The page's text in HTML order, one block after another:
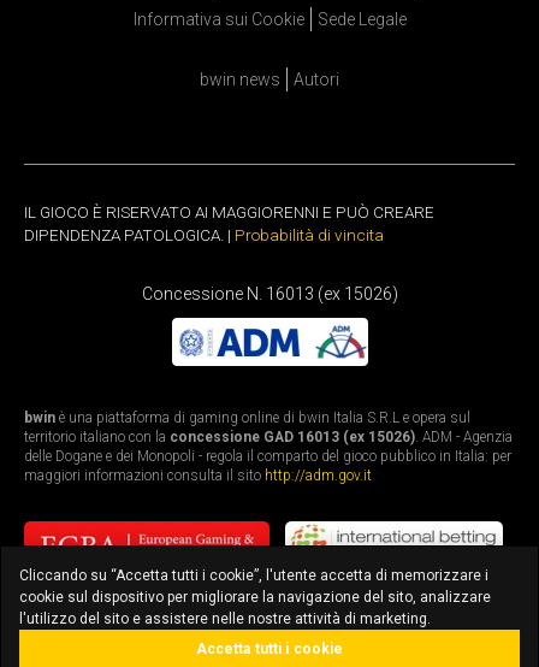
Informativa sui Cookie
Sede Legale
bwin news Autori
IL GIOCO È RISERVATO AI MAGGIORENNI E PUÒ CREARE
DIPENDENZA PATOLOGICA. | Probabilità di vincita
Concessione N. 16013 (ex 15026)
bwin è una piattaforma di gaming online di bwin Italia S.R.L e opera sul
territorio italiano con la concessione GAD 16013 (ex 15026). ADM - Agenzia
delle Dogane e dei Monopoli - regola il comparto del gioco pubblico in Italia: per
maggiori informazioni consulta il sito http://adm.gov.it
Cliccando su “Accetta tutti i cookie”, l'utente accetta di memorizzare i
cookie sul dispositivo per migliorare la navigazione del sito, analizzare
l'utilizzo del sito e assistere nelle nostre attività di marketing.
Accetta tutti i cookie